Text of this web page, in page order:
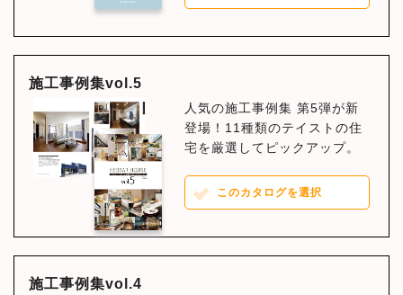
施工事例集vol.5
人気の施工事例集 第5弾が新
登場！11種類のテイストの住
宅を厳選してピックアップ。
このカタログを選択
施工事例集vol.4